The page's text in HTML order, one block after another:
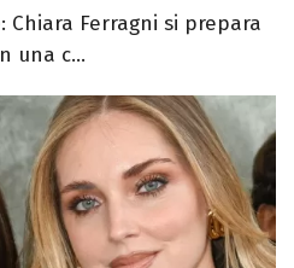
Ferragni si prepara
una c...